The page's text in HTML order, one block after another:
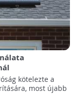
kötelezte a
most újabb